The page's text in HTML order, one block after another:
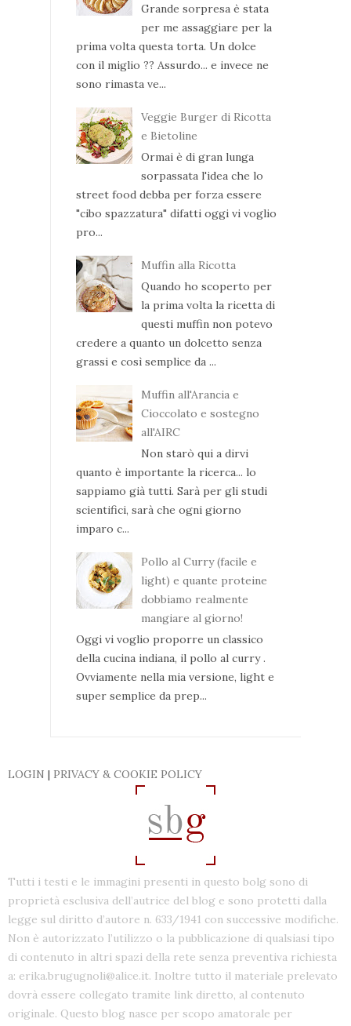
Grande sorpresa è stata
per me assaggiare per la
prima volta questa torta. Un dolce
con il miglio ?? Assurdo... e invece ne
sono rimasta ve...
Veggie Burger di Ricotta
e Bietoline
Ormai è di gran lunga
sorpassata l'idea che lo
street food debba per forza essere
"cibo spazzatura" difatti oggi vi voglio
pro...
Muffin alla Ricotta
Quando ho scoperto per
la prima volta la ricetta di
questi muffin non potevo
credere a quanto un dolcetto senza
grassi e così semplice da ...
Muffin all'Arancia e
Cioccolato e sostegno
all'AIRC
Non starò qui a dirvi
quanto è importante la ricerca... lo
sappiamo già tutti. Sarà per gli studi
scientifici, sarà che ogni giorno
imparo c...
Pollo al Curry (facile e
light) e quante proteine
dobbiamo realmente
mangiare al giorno!
Oggi vi voglio proporre un classico
della cucina indiana, il pollo al curry .
Ovviamente nella mia versione, light e
super semplice da prep...
LOGIN | PRIVACY & COOKIE POLICY
Tutti i testi e le immagini presenti in questo bolg sono di
proprietà esclusiva dell’autrice del blog e sono protetti dalla
legge sul diritto d’autore n. 633/1941 con successive modifiche.
Non è autorizzato l’utilizzo o la pubblicazione di qualsiasi tipo
di contenuto in altri spazi della rete senza preventiva richiesta
a: erika.brugugnoli@alice.it. Inoltre tutto il materiale prelevato
dovrà essere collegato tramite link diretto, al contenuto
originale. Questo blog nasce per scopo amatorale per